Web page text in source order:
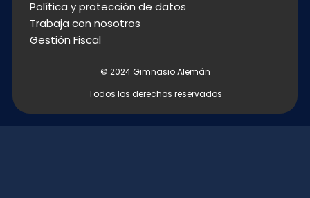
Política y protección de datos
Trabaja con nosotros
Gestión Fiscal
© 2024 Gimnasio Alemán
Todos los derechos reservados